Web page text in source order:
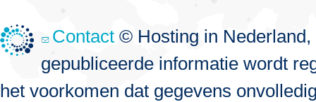
Contact © Hosting in
gepubliceerde informatie wordt
het voorkomen dat gegevens